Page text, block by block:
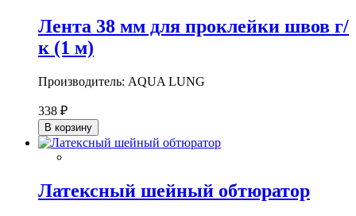
Лента 38 мм для проклейки швов г/
к (1 м)
Производитель: AQUA LUNG
338 ₽
В корзину
Латексный шейный обтюратор